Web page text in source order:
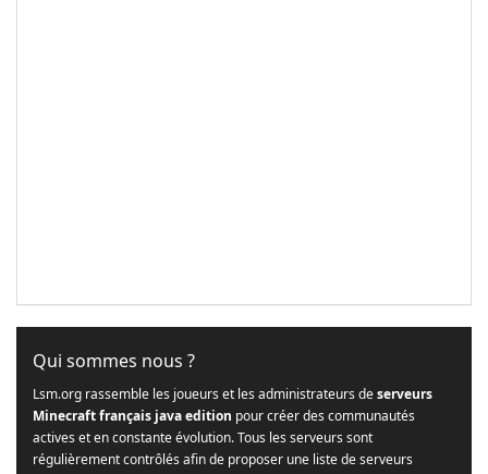
Qui sommes nous ?
Lsm.org rassemble les joueurs et les administrateurs deserveurs
Minecraft français java edition pour créer des communautés
actives et en constante évolution. Tous les serveurs sont
régulièrement contrôlés afin de proposer une liste de serveurs